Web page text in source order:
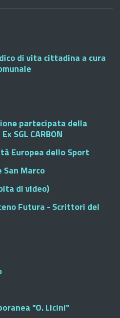
di vita cittadina a cura
partecipata della
SGL CARBON
Europea dello Sport
San Marco
di video)
Futura - Scrittori del
"O. Licini"